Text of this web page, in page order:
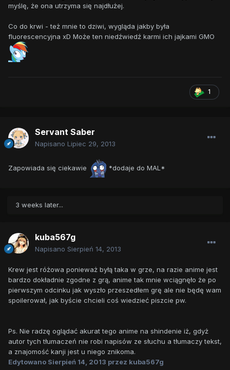
myślę, że ona utrzyma się najdłużej.
Co do krwi - też mnie to dziwi, wygląda jakby była
fluorescencyjna xD Może ten niedźwiedź karmi ich jajkami GMO
1
Servant Saber
Napisano Lipiec 29, 2013
Zapowiada się ciekawie *dodaje do MAL*
3 weeks later...
kuba567g
Napisano Sierpień 14, 2013
Krew jest różowa ponieważ byłą taka w grze, na razie anime jest
bardzo dokładnie zgodne z grą, anime tak mnie wciągnęło że po
pierwszym odcinku jak wyszło przeszedłem grę ale nie będę wam
spoilerował, jak byście chcieli coś wiedzieć piszcie pw.
Ps. Nie radzę oglądać akurat tego anime na shindenie iż, gdyż
autor tych tłumaczeń nie robi napisów ze słuchu a tłumaczy tekst,
a znajomość kanji jest u niego znikoma.
Edytowano Sierpień 14, 2013 przez kuba567g